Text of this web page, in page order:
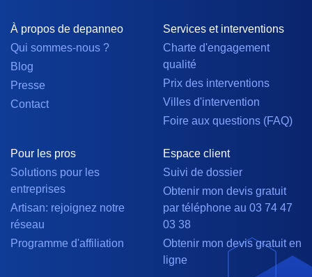
À propos de depanneo
Qui sommes-nous ?
Blog
Presse
Contact
Services et interventions
Charte d'engagement
qualité
Prix des interventions
Villes d'intervention
Foire aux questions (FAQ)
Pour les pros
Solutions pour les
entreprises
Artisan: rejoignez notre
réseau
Programme d'affiliation
Espace client
Suivi de dossier
Obtenir mon devis gratuit
par téléphone au 03 74 47
03 38
Obtenir mon devis gratuit en
ligne